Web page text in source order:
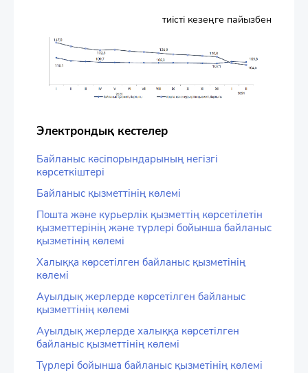
тиісті кезеңге пайызбен
Электрондық кестелер
Байланыс кәсіпорындарының негізгі
көрсеткіштері
Байланыс қызметтінің көлемі
Пошта және курьерлік қызметтің көрсетілетін
қызметтерінің және түрлері бойынша байланыс
қызметінің көлемі
Халыққа көрсетілген байланыс қызметінің
көлемі
Ауылдық жерлерде көрсетілген байланыс
қызметтінің көлемі
Ауылдық жерлерде халыққа көрсетілген
байланыс қызметтінің көлемі
Түрлері бойынша байланыс қызметінің көлемі